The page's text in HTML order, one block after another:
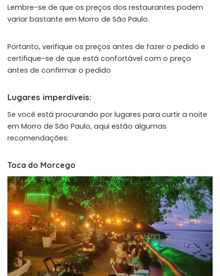
Lembre-se de que os preços dos restaurantes podem
variar bastante em Morro de São Paulo.
Portanto, verifique os preços antes de fazer o pedido e
certifique-se de que está confortável com o preço
antes de confirmar o pedido
Lugares imperdíveis:
Se você está procurando por lugares para curtir a noite
em Morro de São Paulo, aqui estão algumas
recomendações:
Toca do Morcego